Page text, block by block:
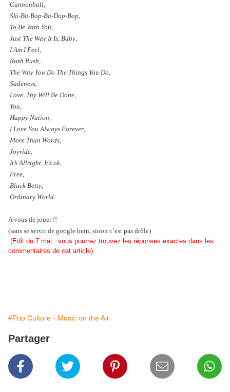
Cannonball,
Ski-Ba-Bop-Ba-Dop-Bop,
To Be With You,
Just The Way It Is, Baby,
I Am I Feel,
Rush Rush,
The Way You Do The Things You Do,
Sadeness,
Love, Thy Will Be Done,
You,
Happy Nation,
I Love You Always Forever,
More Than Words,
Joyride,
It’s Allright, It’s ok,
Free,
Black Betty,
Ordinary World.
A vous de jouer !!
(sans se servir de google hein, sinon c’est pas drôle)
(Edit du 7 mai : vous pourrez trouvez les réponses exactes dans les
commentaires de cet article)
#Pop Culture - Music on the Air
Partager